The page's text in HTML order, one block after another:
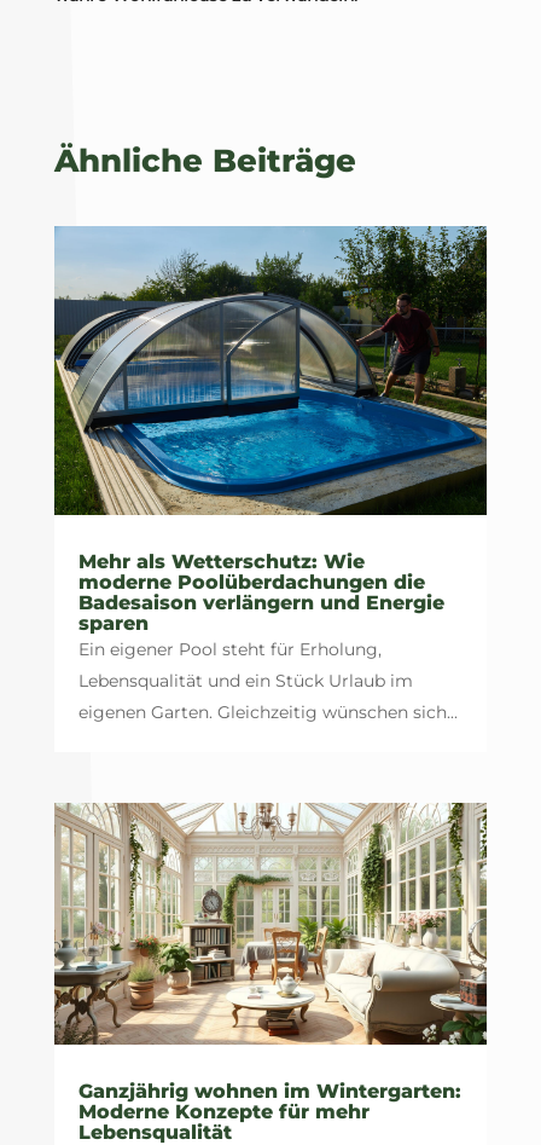
Ähnliche Beiträge
Mehr als Wetterschutz: Wie
moderne Poolüberdachungen die
Badesaison verlängern und Energie
sparen
Ein eigener Pool steht für Erholung,
Lebensqualität und ein Stück Urlaub im
eigenen Garten. Gleichzeitig wünschen sich...
Ganzjährig wohnen im Wintergarten:
Moderne Konzepte für mehr
Lebensqualität